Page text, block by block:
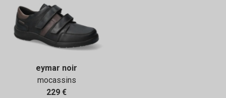
eymar noir
mocassins
229 €